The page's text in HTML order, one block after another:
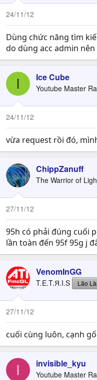
24/11/12
Dùng chức năng tìm
do dùng acc admin
I Ice Cube
Youtube Master
24/11/12
vừa request rồi đó,
ChippZanuff
The Warrior of
27/11/12
95h có phải đúng cuối
lần toàn đến 95f 95g j
VenomInGG
T.E.T.Я.I.S Lão
27/11/12
cuối cùng luôn, cạnh
I invisible_kyu
Youtube Master